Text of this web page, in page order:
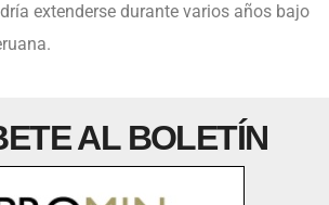
extenderse durante varios años bajo
AL BOLETÍN